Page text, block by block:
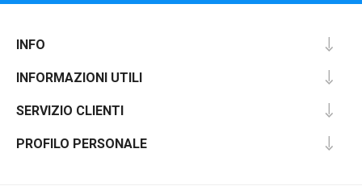
INFO
INFORMAZIONI UTILI
SERVIZIO CLIENTI
PROFILO PERSONALE